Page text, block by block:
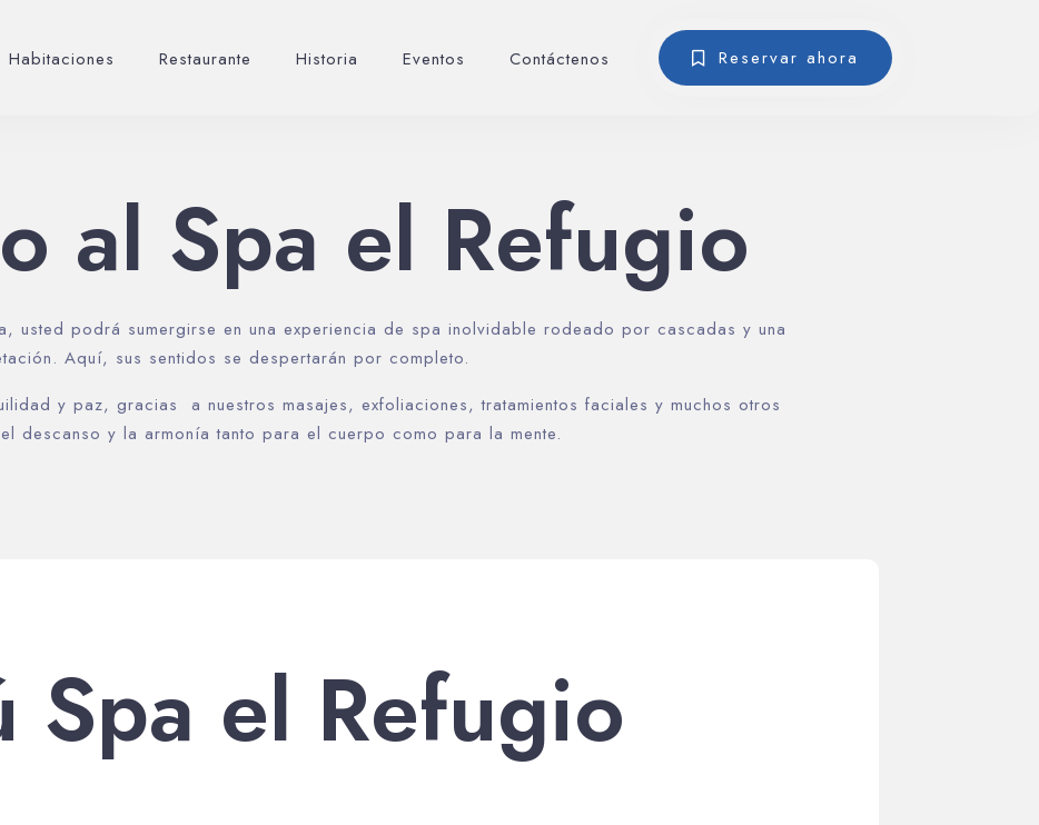
Habitaciones Restaurante Historia Eventos Contáctenos Reservar ahora
al Spa el Refugio
usted podrá sumergirse en una experiencia de spa inolvidable rodeado por cascadas y una
Aquí, sus sentidos se despertarán por completo.
y paz, gracias a nuestros masajes, exfoliaciones, tratamientos faciales y muchos otros
descanso y la armonía tanto para el cuerpo como para la mente.
Spa el Refugio